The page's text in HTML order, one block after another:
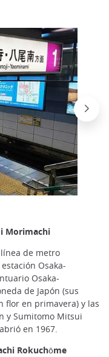
Morimachi
de metro
Osaka-
Osaka-
de Japón (sus
flor en primavera) y las
y Sumitomo Mitsui
en 1967.
Rokuchōme